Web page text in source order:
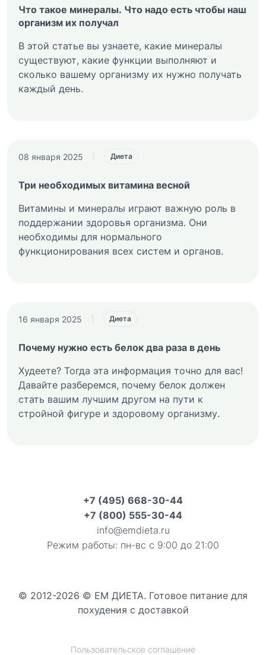
Что такое минералы. Что надо есть чтобы наш
организм их получал
В этой статье вы узнаете, какие минералы
существуют, какие функции выполняют и
сколько вашему организму их нужно получать
каждый день.
08 января 2025 Диета
Три необходимых витамина весной
Витамины и минералы играют важную роль в
поддержании здоровья организма. Они
необходимы для нормального
функционирования всех систем и органов.
16 января 2025 Диета
Почему нужно есть белок два раза в день
Худеете? Тогда эта информация точно для вас!
Давайте разберемся, почему белок должен
стать вашим лучшим другом на пути к
стройной фигуре и здоровому организму.
+7 (495) 668-30-44
+7 (800) 555-30-44
info@emdieta.ru
Режим работы: пн-вс с 9:00 до 21:00
© 2012-2026 © ЕМ ДИЕТА. Готовое питание для
похудения с доставкой
Пользовательское соглашение